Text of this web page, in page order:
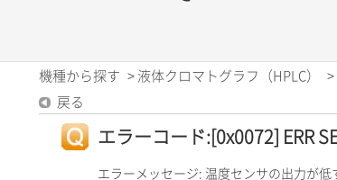
機種から探す > 液体クロマトグラフ（HPLC） >
戻る
エラーコード:[0x0072] ERR
エラーメッセージ: 温度センサの出力が低